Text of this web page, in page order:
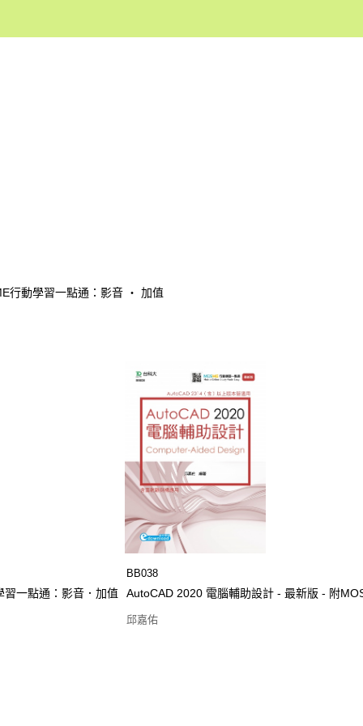
行動學習一點通：影音 ‧ 加值
一點通：影音．加值
BB038
AutoCAD 2020 電腦輔助設計 - 最新版 - 附
邱嘉佑